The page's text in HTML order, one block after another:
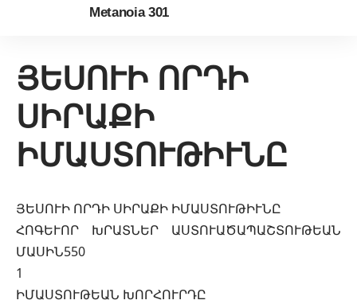
Metanoia 301
ՅԵՍՈՒԻ ՈՐԴԻ
ՍԻՐԱՔԻ
ԻՄԱՍՏՈՒԹԻՒՆԸ
ՅԵՍՈՒԻ ՈՐԴԻ ՍԻՐԱՔԻ ԻՄԱՍՏՈՒԹԻՒՆԸ
ՀՈԳԵՒՈՐ ԽՐԱՏՆԵՐ ԱՍՏՈՒԱԾԱՊԱՇՏՈՒԹԵԱՆ
ՄԱՍԻՆ550
1
ԻՄԱՍՏՈՒԹԵԱՆ ԽՈՐՀՈՒՐԴԸ